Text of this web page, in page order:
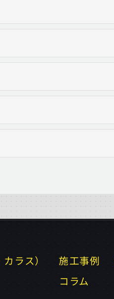
ラス）
施工事例
コラム